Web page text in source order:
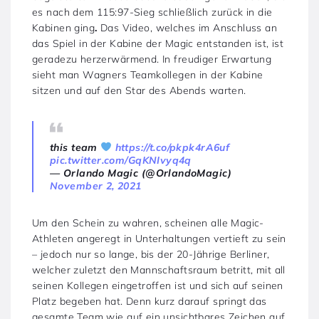
es nach dem 115:97-Sieg schließlich zurück in die
Kabinen ging. Das Video, welches im Anschluss an
das Spiel in der Kabine der Magic entstanden ist, ist
geradezu herzerwärmend. In freudiger Erwartung
sieht man Wagners Teamkollegen in der Kabine
sitzen und auf den Star des Abends warten.
this team
https://t.co/pkpk4rA6uf
pic.twitter.com/GqKNIvyq4q
— Orlando Magic (@OrlandoMagic)
November 2, 2021
Um den Schein zu wahren, scheinen alle Magic-
Athleten angeregt in Unterhaltungen vertieft zu sein
– jedoch nur so lange, bis der 20-Jährige Berliner,
welcher zuletzt den Mannschaftsraum betritt, mit all
seinen Kollegen eingetroffen ist und sich auf seinen
Platz begeben hat. Denn kurz darauf springt das